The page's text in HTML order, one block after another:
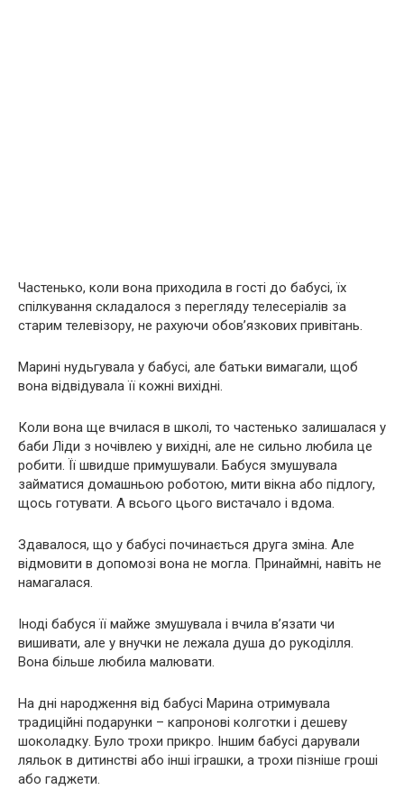
Частенько, коли вона приходила в гості до бабусі, їх
спілкування складалося з перегляду телесеріалів за
старим телевізору, не рахуючи обов’язкових привітань.
Марині нудьгувала у бабусі, але батьки вимагали, щоб
вона відвідувала її кожні вихідні.
Коли вона ще вчилася в школі, то частенько залишалася у
баби Ліди з ночівлею у вихідні, але не сильно любила це
робити. Її швидше примушували. Бабуся змушувала
займатися домашньою роботою, мити вікна або підлогу,
щось готувати. А всього цього вистачало і вдома.
Здавалося, що у бабусі починається друга зміна. Але
відмовити в допомозі вона не могла. Принаймні, навіть не
намагалася.
Іноді бабуся її майже змушувала і вчила в’язати чи
вишивати, але у внучки не лежала душа до рукоділля.
Вона більше любила малювати.
На дні народження від бабусі Марина отримувала
традиційні подарунки – капронові колготки і дешеву
шоколадку. Було трохи прикро. Іншим бабусі дарували
ляльок в дитинстві або інші іграшки, а трохи пізніше гроші
або гаджети.